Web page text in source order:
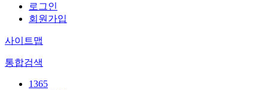
로그인
회원가입
사이트맵
통합검색
1365